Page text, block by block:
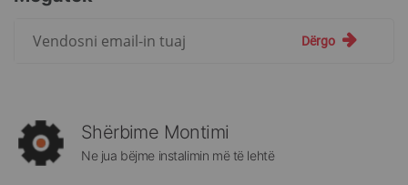
rreth
Megatek:
Dërgo
Shërbime Montimi
Ne jua bëjme instalimin më të lehtë